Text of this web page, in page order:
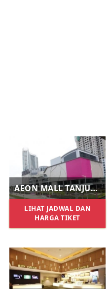
AEON MALL TANJUNG BARAT XXI
LIHAT JADWAL DAN
HARGA TIKET